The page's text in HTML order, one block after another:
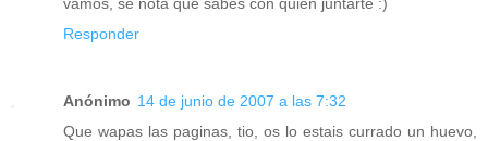
Responder
Anónimo 14 de junio de 2007 a las 7:32
Que wapas las paginas, tio, os lo estais currado un huevo,